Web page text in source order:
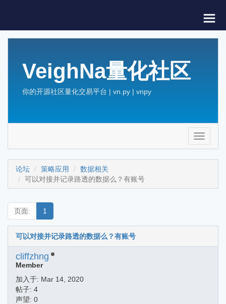
VeighNa量化社区
你的开源社区量化交易平台 | vn.py | vnpy
Toggle
论坛 策略应用
数据相关
可以对接并记录路透的数据么？有账号
页面: 1
可以对接并记录路透的数据么？有账号
cliffzhng
Member
加入于: Mar 14, 2020
帖子: 4
声望: 0